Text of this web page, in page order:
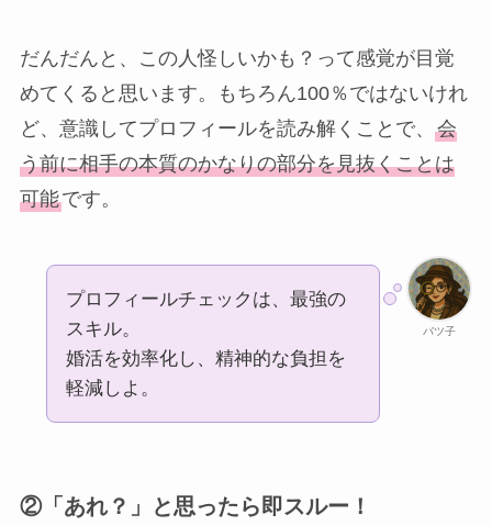
だんだんと、この人怪しいかも？って感覚が目覚
めてくると思います。もちろん100％ではないけれ
ど、意識してプロフィールを読み解くことで、 会
う前に相手の本質のかなりの部分を見抜くことは
可能です。
バツ子
プロフィールチェックは、最強の
スキル。
婚活を効率化し、精神的な負担を
軽減しよ。
②「あれ？」と思ったら即スルー！